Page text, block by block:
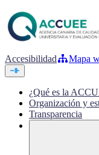
Accesibilidad Mapa
¿Qué es la
Organización y
Transparencia